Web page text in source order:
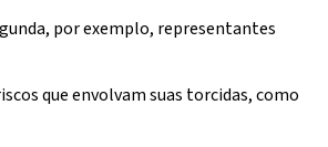
por exemplo, representantes
que envolvam suas torcidas, como